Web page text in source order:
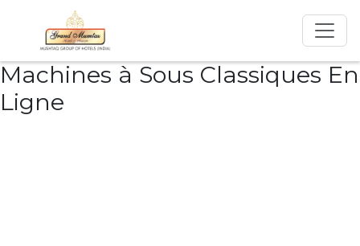
Machines à Sous Classiques En
Ligne